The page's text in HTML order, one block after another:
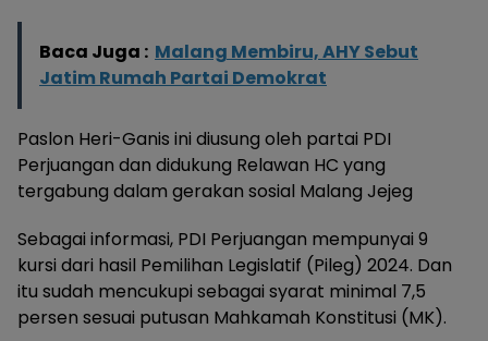
Baca Juga : Malang Membiru, AHY Sebut
Jatim Rumah Partai Demokrat
Paslon Heri-Ganis ini diusung oleh partai PDI
Perjuangan dan didukung Relawan HC yang
tergabung dalam gerakan sosial Malang Jejeg
Sebagai informasi, PDI Perjuangan mempunyai 9
kursi dari hasil Pemilihan Legislatif (Pileg) 2024. Dan
itu sudah mencukupi sebagai syarat minimal 7,5
persen sesuai putusan Mahkamah Konstitusi (MK).